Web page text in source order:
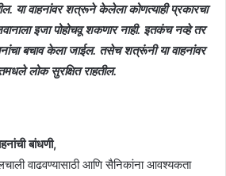
या वाहनांवर शत्रूने केलेला कोणत्याही प्रकारचा
इजा पोहोचवू शकणार नाही. इतकंच नव्हे तर
बचाव केला जाईल. तसेच शत्रूंनी या वाहनांवर
लोक सुरक्षित राहतील.
बांधणी,
वाढवण्यासाठी आणि सैनिकांना आवश्यकता